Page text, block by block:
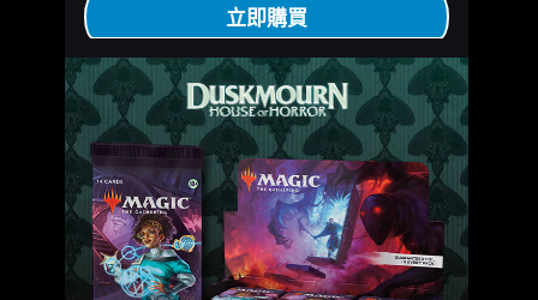
立即購買